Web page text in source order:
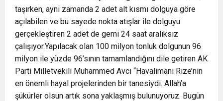
taşırken, aynı zamanda 2 adet alt kısmı dolguya göre
açılabilen ve bu sayede nokta atışlar ile dolguyu
gerçekleştiren 2 adet de gemi 24 saat aralıksız
çalışıyor.Yapılacak olan 100 milyon tonluk dolgunun 96
milyon ile yüzde 96’sının tamamlandığını dile getiren AK
Parti Milletvekili Muhammed Avcı “Havalimanı Rize’nin
en önemli hayal projelerinden bir tanesiydi. Allah’a
şükürler olsun artık sona yaklaşmış bulunuyoruz. Bugün